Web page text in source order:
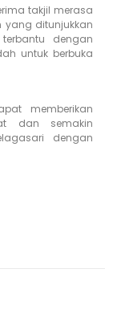
takjil merasa
yang ditunjukkan
dengan
untuk berbuka
memberikan
dan semakin
dengan